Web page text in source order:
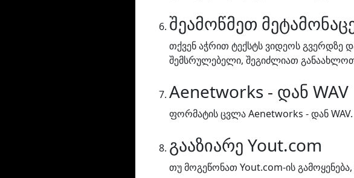
შეამოწმეთ
თქვენ აჭრით ტექსტს ვიდეოს გვერდზე
შემსრულებელი, შეგიძლიათ
Aenetworks - დან WAV
ფორმატის ცვლა Aenetworks - დან WAV.
გააზიარე Yout.com
თუ მოგეწონათ Yout.com-ის